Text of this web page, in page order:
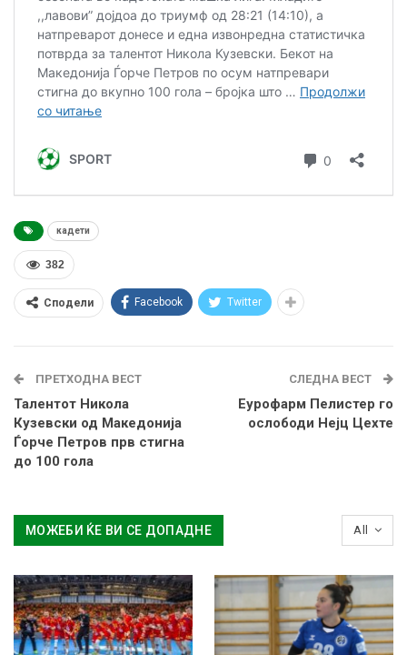
кадети
382
Сподели Facebook Twitter
ПРЕТХОДНА ВЕСТ
Талентот Никола
Кузевски од Македонија
Ѓорче Петров прв стигна
до 100 гола
СЛЕДНА ВЕСТ
Еурофарм Пелистер го
ослободи Нејц Цехте
All
МОЖЕБИ ЌЕ ВИ СЕ ДОПАДНЕ